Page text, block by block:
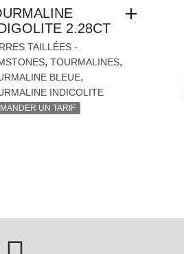
2.28CT
TAILLÉES -
, TOURMALINES,
BLEUE,
INDICOLITE
UN TARIF